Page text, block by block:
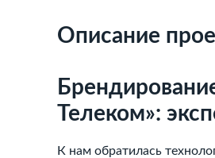
Описание
Телеком»:
К нам обратилась